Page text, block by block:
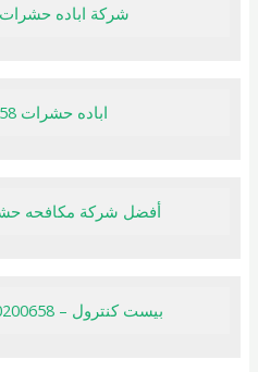
شركة اباده حشرات 01000200658
اباده حشرات 01000200658
أفضل شركة مكافحه حشرات
بيست كنترول – pest control 01000200658